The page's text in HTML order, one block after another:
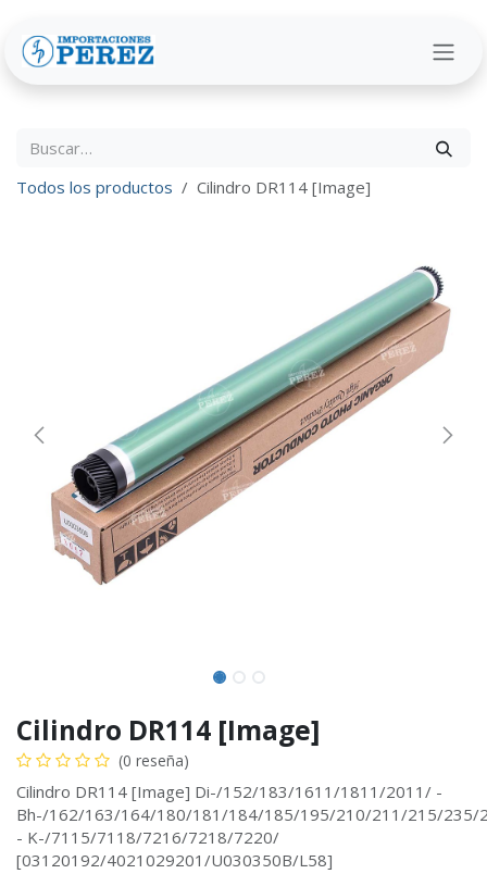
Todos los productos Cilindro DR114 [Image]
Cilindro DR114 [Image]
(0 reseña)
Cilindro DR114 [Image] Di-/152/183/1611/1811/2011/ -
Bh-/162/163/164/180/181/184/185/195/210/211/215/
- K-/7115/7118/7216/7218/7220/
[03120192/4021029201/U030350B/L58]